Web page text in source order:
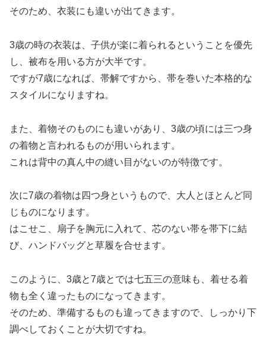
そのため、衣装にも違いが出てきます。
3歳の時の衣装は、子供が楽に着られるということを優先
し、被布を用いる方が大半です。
ですが7歳になれば、帯解ですから、帯を巻いた本格的な
スタイルになりますね。
また、着物そのものにも違いがあり、3歳の頃には三つ身
の着物と言われるものが用いられます。
これは背中の真ん中の縫い目がないのが特徴です。
次に7歳の着物は四つ身というもので、大人とほとんど同
じものになります。
はこせこ、扇子を胸元に入れて、芯のない帯を帯下に結
び、ハンドバッグと草履を合せます。
このように、3歳と7歳とでは七五三の意味も、着せる着
物も全く違ったものになってきます。
そのため、準備するものも違ってきますので、しっかり下
調べしておくことが大切ですね。